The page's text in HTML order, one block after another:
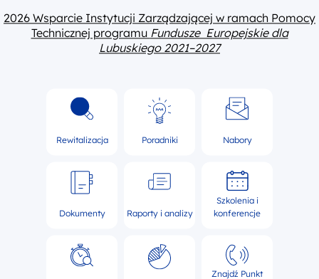
2026 Wsparcie Instytucji Zarządzającej w ramach Pomocy
Technicznej programu Fundusze Europejskie dla
Lubuskiego 2021–2027
Rewitalizacja Poradniki Nabory
Dokumenty Raporty i analizy
Szkolenia i
konferencje
Znajdź Punkt